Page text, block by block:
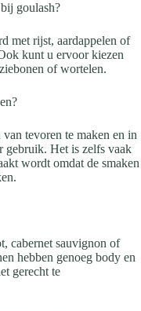
goulash?
met rijst, aardappelen of
kunt u ervoor kiezen
of wortelen.
tevoren te maken en in
gebruik. Het is zelfs vaak
wordt omdat de smaken
cabernet sauvignon of
hebben genoeg body en
gerecht te